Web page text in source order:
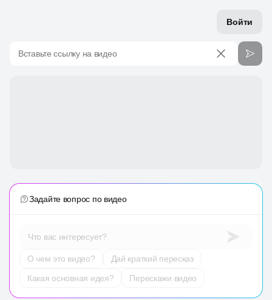
Войти
Вставьте ссылку на видео
Задайте вопрос по видео
Что вас интересует?
О чем это видео?
Дай краткий пересказ
Какая основная идея?
Перескажи видео